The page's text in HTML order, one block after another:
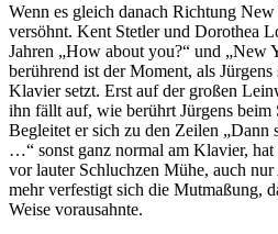
Wenn es gleich danach Richtung
versöhnt. Kent Stetler und Dorothea
Jahren „How about you?“ und „New
berührend ist der Moment, als
Klavier setzt. Erst auf der großen
ihn fällt auf, wie berührt Jürgens beim
Begleitet er sich zu den Zeilen „Dann
…“ sonst ganz normal am Klavier,
vor lauter Schluchzen Mühe, auch
mehr verfestigt sich die Mutmaßung,
Weise vorausahnte.